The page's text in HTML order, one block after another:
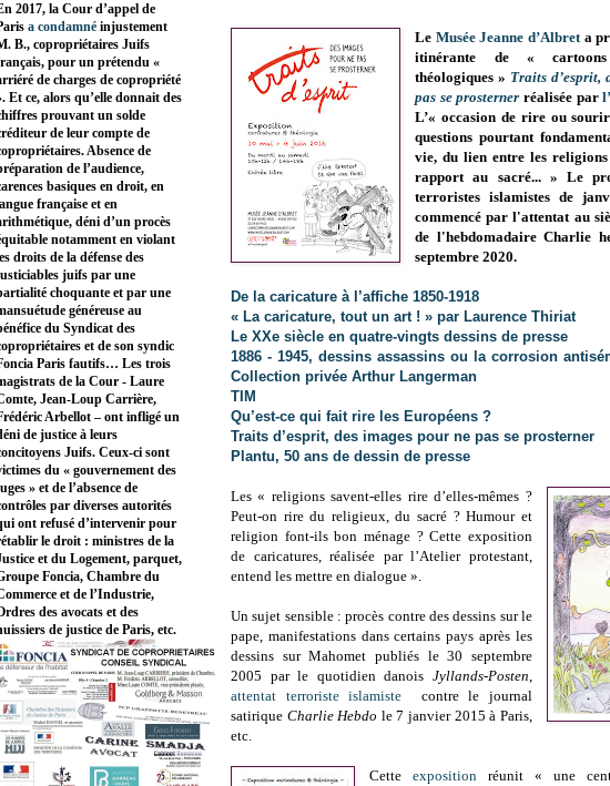
Le Musée Jeanne d’Albreta
itinérante de «
théologiques » Traits d’esprit,
pas se prosterner réalisée par
L’« occasion de rire ou
questions pourtant
vie, du lien entre les
rapport au sacré... » Le
terroristes islamistes de
commencé par l'attentat au
de l'hebdomadaire Charlie
septembre 2020.
De la caricature à l’affiche 1850-1918
« La caricature, tout un art ! » par Laurence Thiriat
Le XXe siècle en quatre-vingts dessins de presse
1886 - 1945, dessins assassins ou la corrosion
Collection privée Arthur Langerman
TIM
Qu’est-ce qui fait rire les Européens ?
Traits d’esprit, des images pour ne pas se prosterner
Plantu, 50 ans de dessin de presse
Les « religions savent-elles rire d’elles-mêmes ?
Peut-on rire du religieux, du sacré ? Humour et
religion font-ils bon ménage ? Cette exposition
de caricatures, réalisée par l’Atelier protestant,
entend les mettre en dialogue ».
Un sujet sensible : procès contre des dessins sur le
pape, manifestations dans certains pays après les
dessins sur Mahomet publiés le 30 septembre
2005 par le quotidien danois Jyllands-Posten,
attentat terroriste islamiste contre le journal
satirique Charlie Hebdo le 7 janvier 2015 à Paris,
etc.
Cetteexposition réunit « une
2017, la Cour d’appel de
a condamné injustement
B., copropriétaires Juifs
pour un prétendu «
de charges de copropriété
Et ce, alors qu’elle donnait des
prouvant un solde
de leur compte de
Absence de
de l’audience,
basiques en droit, en
française et en
déni d’un procès
notamment en violant
droits de la défense des
juifs par une
choquante et par une
généreuse au
du Syndicat des
et de son syndic
Paris fautifs… Les trois
de la Cour - Laure
Jean-Loup Carrière,
Arbellot – ont infligé un
de justice à leurs
Juifs. Ceux-ci sont
du « gouvernement des
» et de l’absence de
par diverses autorités
ont refusé d’intervenir pour
le droit : ministres de la
et du Logement, parquet,
Foncia, Chambre du
et de l’Industrie,
des avocats et des
de justice de Paris, etc.